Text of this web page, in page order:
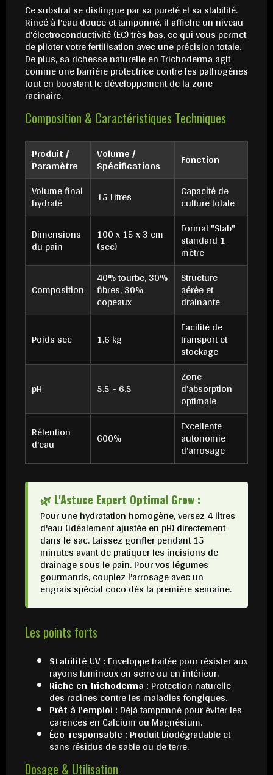
Ce substrat se distingue par sa pureté et sa stabilité.
Rincé à l'eau douce et tamponné, il affiche un niveau
d'électroconductivité (EC) très bas, ce qui vous permet
de piloter votre fertilisation avec une précision totale.
De plus, sa richesse naturelle en Trichoderma agit
comme une barrière protectrice contre les pathogènes
tout en boostant le développement de la zone
racinaire.
Composition & Caractéristiques Techniques
Produit /
Paramètre
Volume /
Spécifications
Fonction
Volume final
hydraté 15 Litres Capacité de
culture totale
Dimensions
du pain
100 x 15 x 3 cm
(sec)
Format "Slab"
standard 1
mètre
Composition
40% tourbe, 30%
fibres, 30%
copeaux
Structure
aérée et
drainante
Poids sec 1,6 kg
Facilité de
transport et
stockage
pH 5.5 - 6.5
Zone
d'absorption
optimale
Rétention
d'eau 600%
Excellente
autonomie
d'arrosage
🌿 L'Astuce Expert Optimal Grow :
Pour une hydratation homogène, versez 4 litres
d'eau (idéalement ajustée en pH) directement
dans le sac. Laissez gonfler pendant 15
minutes avant de pratiquer les incisions de
drainage sous le pain. Pour vos légumes
gourmands, couplez l'arrosage avec un
engrais spécial coco dès la première semaine.
Les points forts
Stabilité UV : Enveloppe traitée pour résister aux
rayons lumineux en serre ou en intérieur.
Riche en Trichoderma : Protection naturelle
des racines contre les maladies fongiques.
Prêt à l'emploi : Déjà tamponné pour éviter les
carences en Calcium ou Magnésium.
Éco-responsable : Produit biodégradable et
sans résidus de sable ou de terre.
Dosage & Utilisation